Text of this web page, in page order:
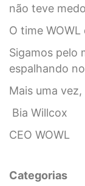
não teve
O time
Sigamos pelo
espalhando
Mais uma
Bia Willcox
CEO WOWL
Categorias